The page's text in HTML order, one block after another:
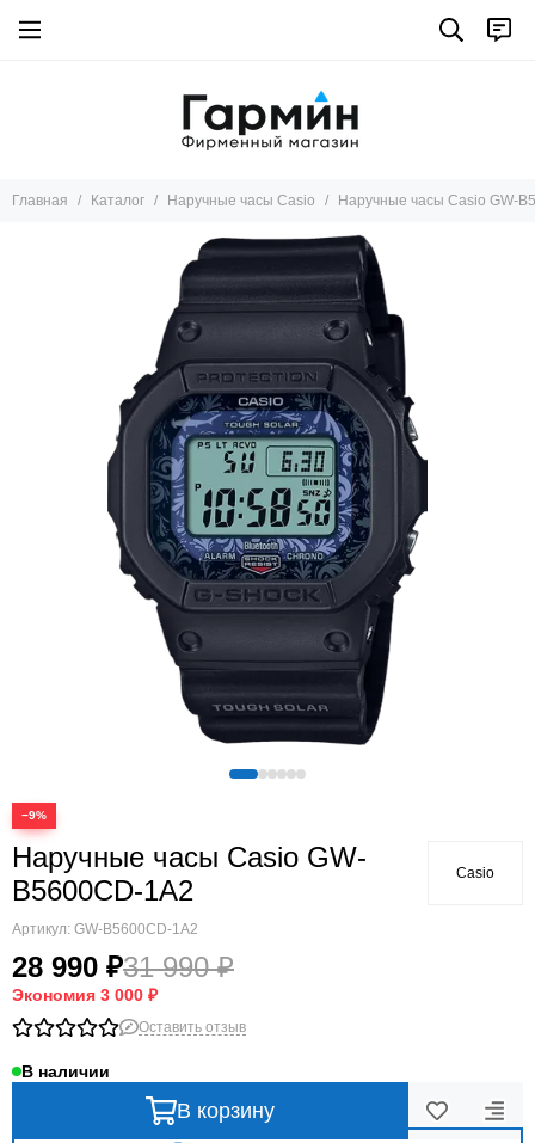
Главная Каталог Наручные часы Casio Наручные часы Casio GW-
−9%
Наручные часы Casio GW-
B5600CD-1A2
Артикул: GW-B5600CD-1A2
28 990 ₽31 990 ₽
Экономия 3 000 ₽
Casio
Оставить отзыв
В наличии
В корзину